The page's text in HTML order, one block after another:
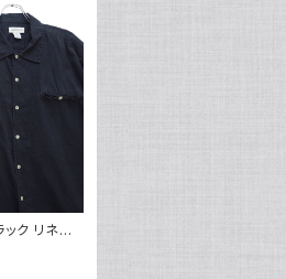
ク リネン
スシルエッ